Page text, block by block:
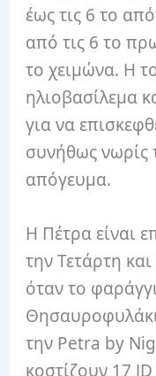
έως τις 6 το
από τις 6 το
το χειμώνα. Η
ηλιοβασίλεμα
για να
συνήθως νωρίς
απόγευμα.
Η Πέτρα είναι
την Τετάρτη
όταν το
την Petra by
κοστίζουν 17